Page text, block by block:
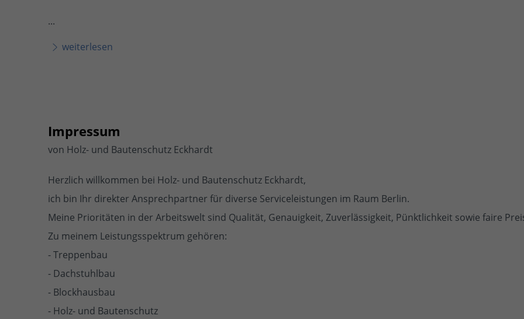
...
weiterlesen
Impressum
von Holz- und Bautenschutz Eckhardt
Herzlich willkommen bei Holz- und Bautenschutz Eckhardt,
ich bin Ihr direkter Ansprechpartner für diverse Serviceleistungen im Raum Berlin.
Meine Prioritäten in der Arbeitswelt sind Qualität, Genauigkeit, Zuverlässigkeit, Pünktlichkeit sowie faire
Zu meinem Leistungsspektrum gehören:
- Treppenbau
- Dachstuhlbau
- Blockhausbau
- Holz- und Bautenschutz